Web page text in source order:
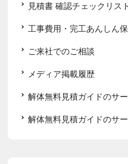
見積書 確認チェックリスト
工事費用・完工あんしん
ご来社でのご相談
メディア掲載履歴
解体無料見積ガイドのサ
解体無料見積ガイドのサ